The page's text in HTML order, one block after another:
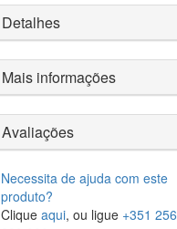
Detalhes
Mais informações
Avaliações
Necessita de ajuda com este
produto?
Clique aqui, ou ligue +351 256